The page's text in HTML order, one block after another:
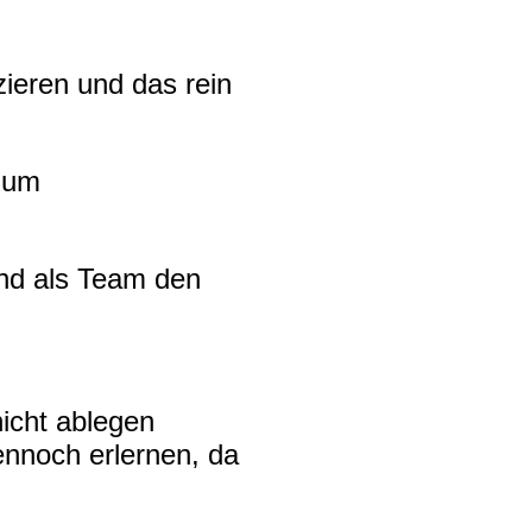
und das rein
als Team den
ablegen
erlernen, da